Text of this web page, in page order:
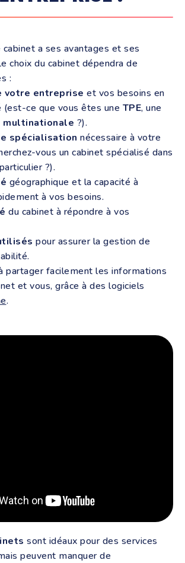
a ses avantages et ses
choix du cabinet dépendra de
:
votre entreprise et vos besoins en
ce que vous êtes une TPE, une
multinationale ?).
spécialisation nécessaire à votre
vous un cabinet spécialisé dans
?).
géographique et la capacité à
à vos besoins.
du cabinet à répondre à vos
pour assurer la gestion de
partager facilement les informations
et vous, grâce à des logiciels
.
sont idéaux pour des services
peuvent manquer de